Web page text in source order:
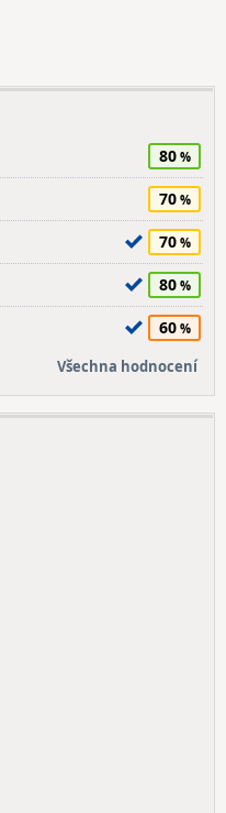
80
70
70
80
60
Všechna hodnocení